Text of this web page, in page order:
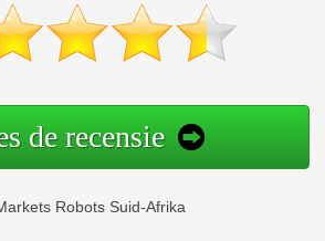
de recensie
Robots Suid-Afrika